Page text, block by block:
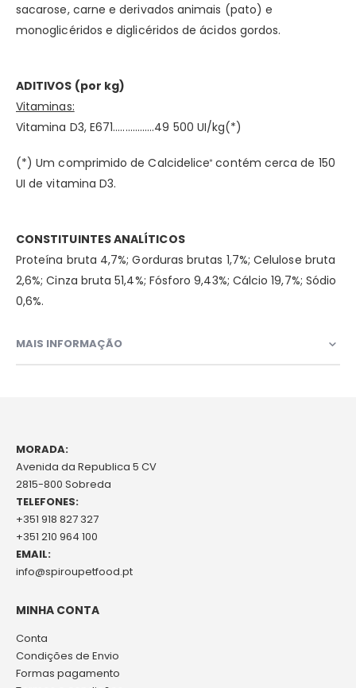
sacarose, carne e derivados animais (pato) e
monoglicéridos e diglicéridos de ácidos gordos.
ADITIVOS (por kg)
Vitaminas:
Vitamina D3, E671.................49 500 UI/kg(*)
(*) Um comprimido de Calcidelice® contém cerca de 150
UI de vitamina D3.
CONSTITUINTES ANALÍTICOS
Proteína bruta 4,7%; Gorduras brutas 1,7%; Celulose bruta
2,6%; Cinza bruta 51,4%; Fósforo 9,43%; Cálcio 19,7%; Sódio
0,6%.
MAIS INFORMAÇÃO
MORADA:
Avenida da Republica 5 CV
2815-800 Sobreda
TELEFONES:
+351 918 827 327
+351 210 964 100
EMAIL:
info@spiroupetfood.pt
MINHA CONTA
Conta
Condições de Envio
Formas pagamento